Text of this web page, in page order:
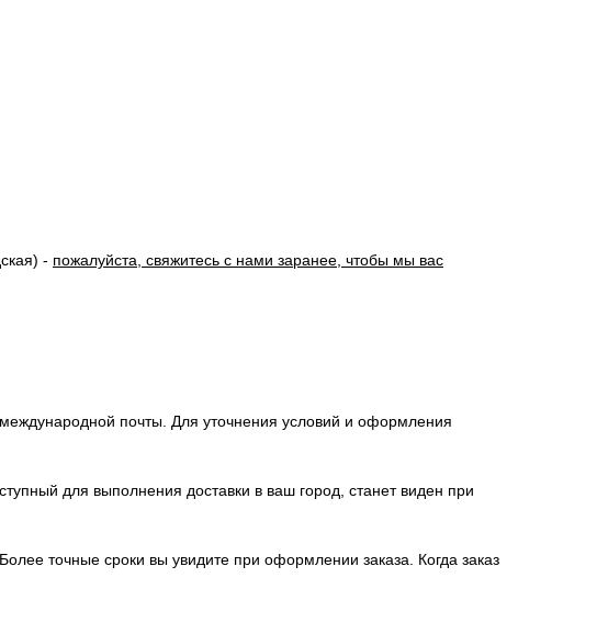
- пожалуйста, свяжитесь с нами заранее, чтобы мы вас
почты. Для уточнения условий и оформления
для выполнения доставки в ваш город, станет виден при
точные сроки вы увидите при оформлении заказа. Когда заказ